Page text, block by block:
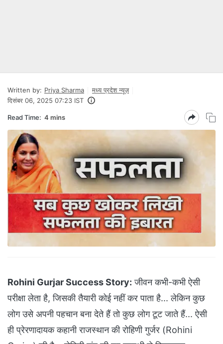
Written by: Priya Sharma
मध्य प्रदेश न्यूज़
दिसंबर 06, 2025 07:23 IST
Read Time: 4 mins
Rohini Gurjar Success Story: जीवन कभी-कभी ऐसी
परीक्षा लेता है, जिसकी तैयारी कोई नहीं कर पाता है... लेकिन कुछ
लोग उसे अपनी पहचान बना देते हैं तो कुछ लोग टूट जाते हैं... ऐसी
ही प्रेरणादायक कहानी राजस्थान की रोहिणी गुर्जर (Rohini